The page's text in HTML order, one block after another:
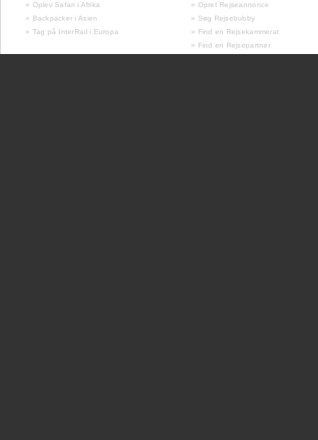
» Oplev Safari i Afrika
» Opret Rejseannonce
» Backpacker i Asien
» Søg Rejsebubby
» Tag på InterRail i Europa
» Find en Rejsekammerat
» Find en Rejsepartner